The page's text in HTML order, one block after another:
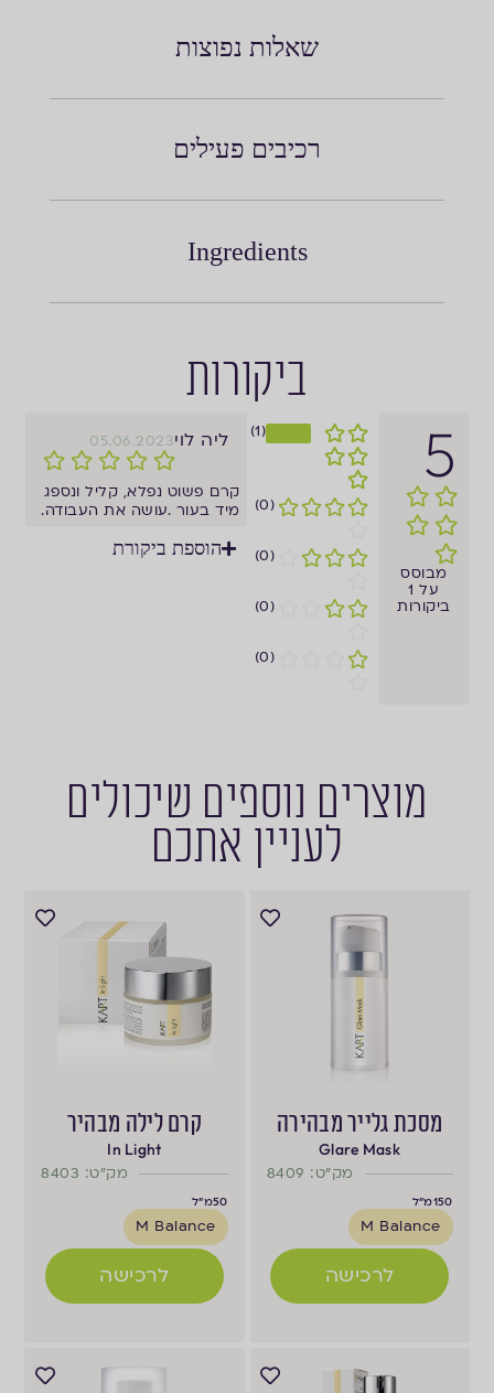
שאלות נפוצות
רכיבים פעילים
Ingredients
ביקורות
(1)
(0)
(0)
(0)
(0)
5
מבוסס
על 1
ביקורות
ליה לוי05.06.2023
קרם פשוט נפלא, קליל ונספג
מיד בעור .עושה את העבודה.
הוספת ביקורת
מוצרים נוספים שיכולים
לעניין אתכם
מסכת גלייר מבהירה
Glare Mask
מק"ט: 8409
150מ"ל
M Balance
לרכישה
קרם לילה מבהיר
In Light
מק"ט: 8403
50מ"ל
M Balance
לרכישה